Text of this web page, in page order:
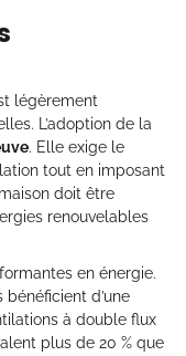
légèrement
L’adoption de la
. Elle exige le
tout en imposant
doit être
renouvelables
en énergie.
d’une
à double flux
plus de 20 % que